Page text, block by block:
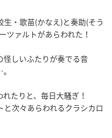
・歌苗(かなえ)と奏助(そう
ツァルトがあらわれた！
怪しいふたりが奏でる音
たりと、毎日大騒ぎ！
次々あらわれるクラシカロ